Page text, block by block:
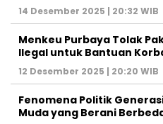
14 Desember 2025 | 20:32 WIB
Menkeu Purbaya Tolak
Ilegal untuk Bantuan
12 Desember 2025 | 20:20 WIB
Fenomena Politik
Muda yang Berani